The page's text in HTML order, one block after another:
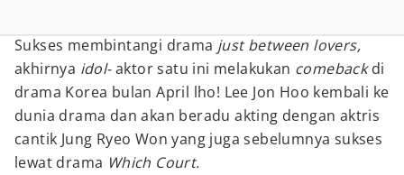
Sukses membintangi drama just between lovers,
akhirnya idol-aktor satu ini melakukan comebackdi
drama Korea bulan April lho! Lee Jon Hoo kembali ke
dunia drama dan akan beradu akting dengan aktris
cantik Jung Ryeo Won yang juga sebelumnya sukses
lewat drama Which Court.